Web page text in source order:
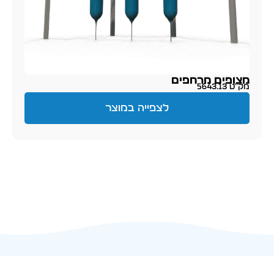
מצופים מרחפים
מק״ט 5643.13
לצפייה במוצר